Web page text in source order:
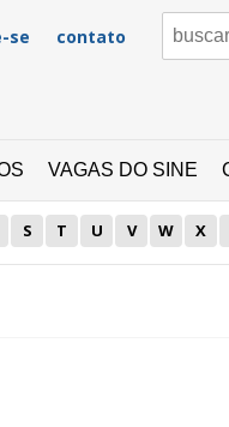
se contato
VAGAS DO SINE
S T U V W X